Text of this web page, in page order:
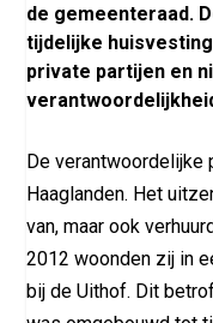
de gemeenteraad.
tijdelijke
private partijen en
De
Haaglanden. Het
van, maar ook
2012 woonden zij in
bij de Uithof. Dit